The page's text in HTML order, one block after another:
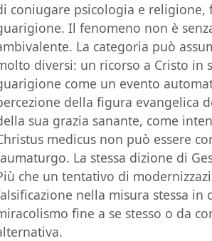
coniugare psicologia e religione,
Il fenomeno non è
La categoria può
diversi: un ricorso a Cristo in
come un evento
della figura evangelica
sua grazia sanante, come
medicus non può essere
La stessa dizione di
che un tentativo di
nella misura stessa
fine a se stesso o da